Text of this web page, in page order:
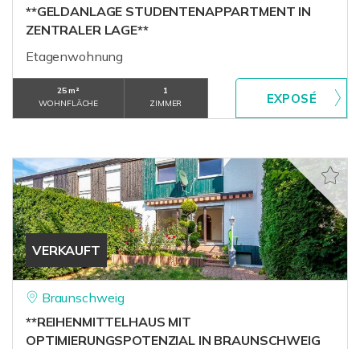
**GELDANLAGE STUDENTENAPPARTMENT IN
ZENTRALER LAGE**
Etagenwohnung
25 m²
WOHNFLÄCHE
1
ZIMMER
VERKAUFT
Braunschweig
**REIHENMITTELHAUS MIT
OPTIMIERUNGSPOTENZIAL IN BRAUNSCHWEIG